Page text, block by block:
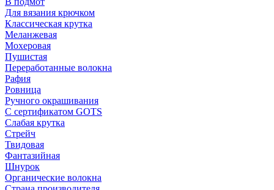
Для вязания крючком
Классическая крутка
Меланжевая
Мохеровая
Пушистая
Переработанные волокна
Рафия
Ровница
Ручного окрашивания
С сертификатом GOTS
Слабая крутка
Стрейч
Твидовая
Фантазийная
Шнурок
Органические волокна